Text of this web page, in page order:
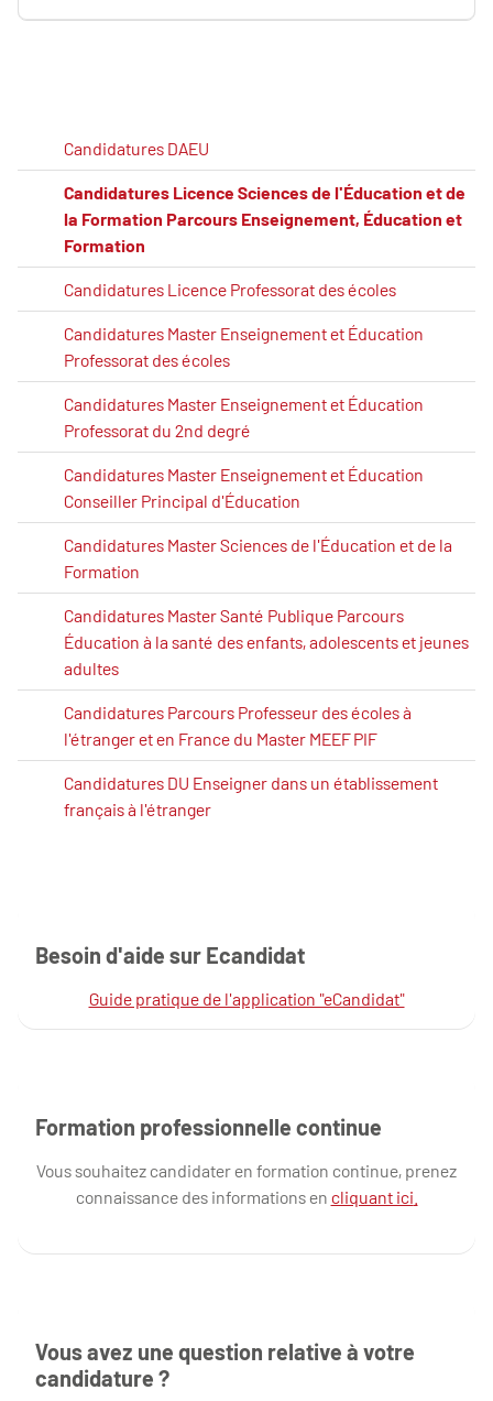
Candidatures DAEU
Candidatures Licence Sciences de l'Éducation et de
la Formation Parcours Enseignement, Éducation et
Formation
Candidatures Licence Professorat des écoles
Candidatures Master Enseignement et Éducation
Professorat des écoles
Candidatures Master Enseignement et Éducation
Professorat du 2nd degré
Candidatures Master Enseignement et Éducation
Conseiller Principal d'Éducation
Candidatures Master Sciences de l'Éducation et de la
Formation
Candidatures Master Santé Publique Parcours
Éducation à la santé des enfants, adolescents et jeunes
adultes
Candidatures Parcours Professeur des écoles à
l'étranger et en France du Master MEEF PIF
Candidatures DU Enseigner dans un établissement
français à l'étranger
Besoin d'aide sur Ecandidat
Guide pratique de l'application "eCandidat"
Formation professionnelle continue
Vous souhaitez candidater en formation continue, prenez
connaissance des informations en cliquant ici
Vous avez une question relative à votre
candidature ?